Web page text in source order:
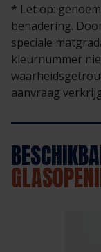
* Let op:
benadering.
speciale
kleurnummer
aanvraag